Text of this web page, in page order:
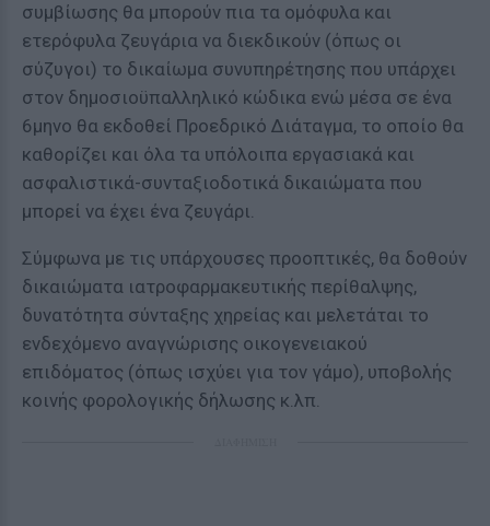
συμβίωσης θα μπορούν πια τα ομόφυλα και
ετερόφυλα ζευγάρια να διεκδικούν (όπως οι
σύζυγοι) το δικαίωμα συνυπηρέτησης που υπάρχει
στον δημοσιοϋπαλληλικό κώδικα ενώ μέσα σε ένα
6μηνο θα εκδοθεί Προεδρικό Διάταγμα, το οποίο θα
καθορίζει και όλα τα υπόλοιπα εργασιακά και
ασφαλιστικά-συνταξιοδοτικά δικαιώματα που
μπορεί να έχει ένα ζευγάρι.
Σύμφωνα με τις υπάρχουσες προοπτικές, θα δοθούν
δικαιώματα ιατροφαρμακευτικής περίθαλψης,
δυνατότητα σύνταξης χηρείας και μελετάται το
ενδεχόμενο αναγνώρισης οικογενειακού
επιδόματος (όπως ισχύει για τον γάμο), υποβολής
κοινής φορολογικής δήλωσης κ.λπ.